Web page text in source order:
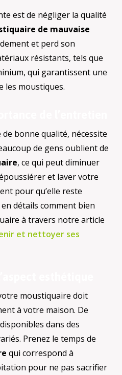
est de négliger la qualité
de mauvaise
et perd son
résistants, tels que
qui garantissent une
les moustiques.
bonne qualité, nécessite
de gens oublient de
, ce qui peut diminuer
et laver votre
pour qu’elle reste
détails comment bien
à travers notre article
et nettoyer ses
moustiquaire doit
à votre maison. De
dans des
Prenez le temps de
qui correspond à
pour ne pas sacrifier